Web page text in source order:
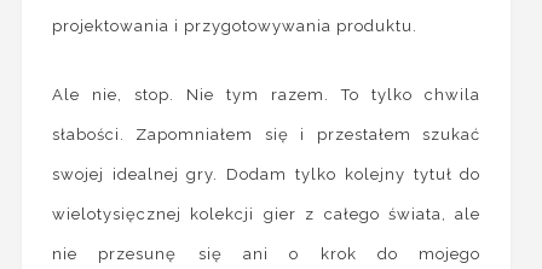
projektowania i przygotowywania produktu.
Ale nie, stop. Nie tym razem. To tylko chwila
słabości. Zapomniałem się i przestałem szukać
swojej idealnej gry. Dodam tylko kolejny tytuł do
wielotysięcznej kolekcji gier z całego świata, ale
nie przesunę się ani o krok do mojego